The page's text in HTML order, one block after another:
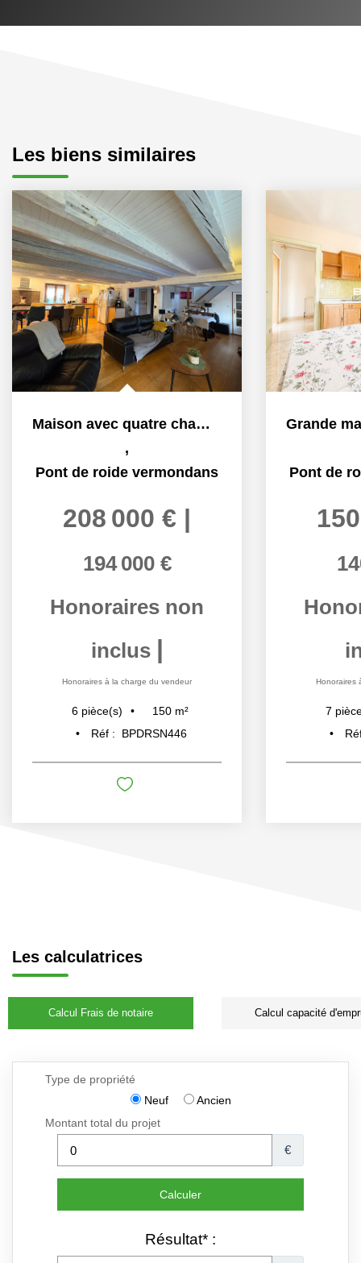
Les biens similaires
Maison avec quatre chambres à PONT DE ROIDE
,
Pont de roide vermondans
208 000 € |
194 000 €
Honoraires non
inclus |
Honoraires à la charge du vendeur
6 pièce(s) 150 m²
Réf :
BPDRSN446
Pont de
Honoraires
7
Les calculatrices
Calcul Frais de notaire Calcul capacité